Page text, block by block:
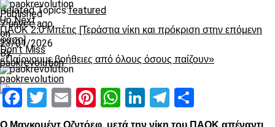
Related Topics:featured
Up Next
ΠΑΟΚ 2:0 Μπέτις [Τεράστια νίκη και πρόκριση στην επόμενη
φάση]
Don't Miss
«Παίρνουμε βοήθειες από όλους όσους παίζουν»
paokrevolution
Published
7 μήνες ago
on
23/01/2026
By
paokrevolution
Facebook
Twitter
EmailPinterest
WhatsApp
LinkedIn
Telegram
Ο Μαγκομέντ Οζντόεφ, μετά την νίκη του ΠΑΟΚ απέναντι